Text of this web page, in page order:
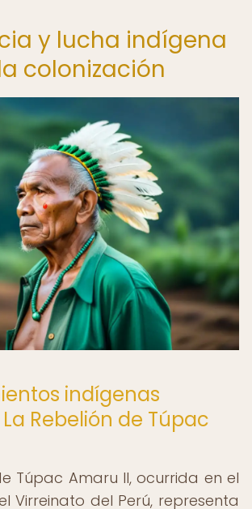
y lucha indígena
colonización
indígenas
Rebelión de Túpac
Túpac Amaru II, ocurrida en el
Virreinato del Perú, representa